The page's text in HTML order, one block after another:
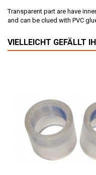
Transparent part are have
and can be clued with PVC
VIELLEICHT GEFÄLLT